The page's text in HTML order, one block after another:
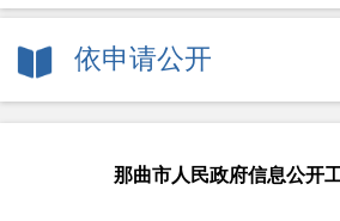
依申请公开
那曲市人民政府信息公开